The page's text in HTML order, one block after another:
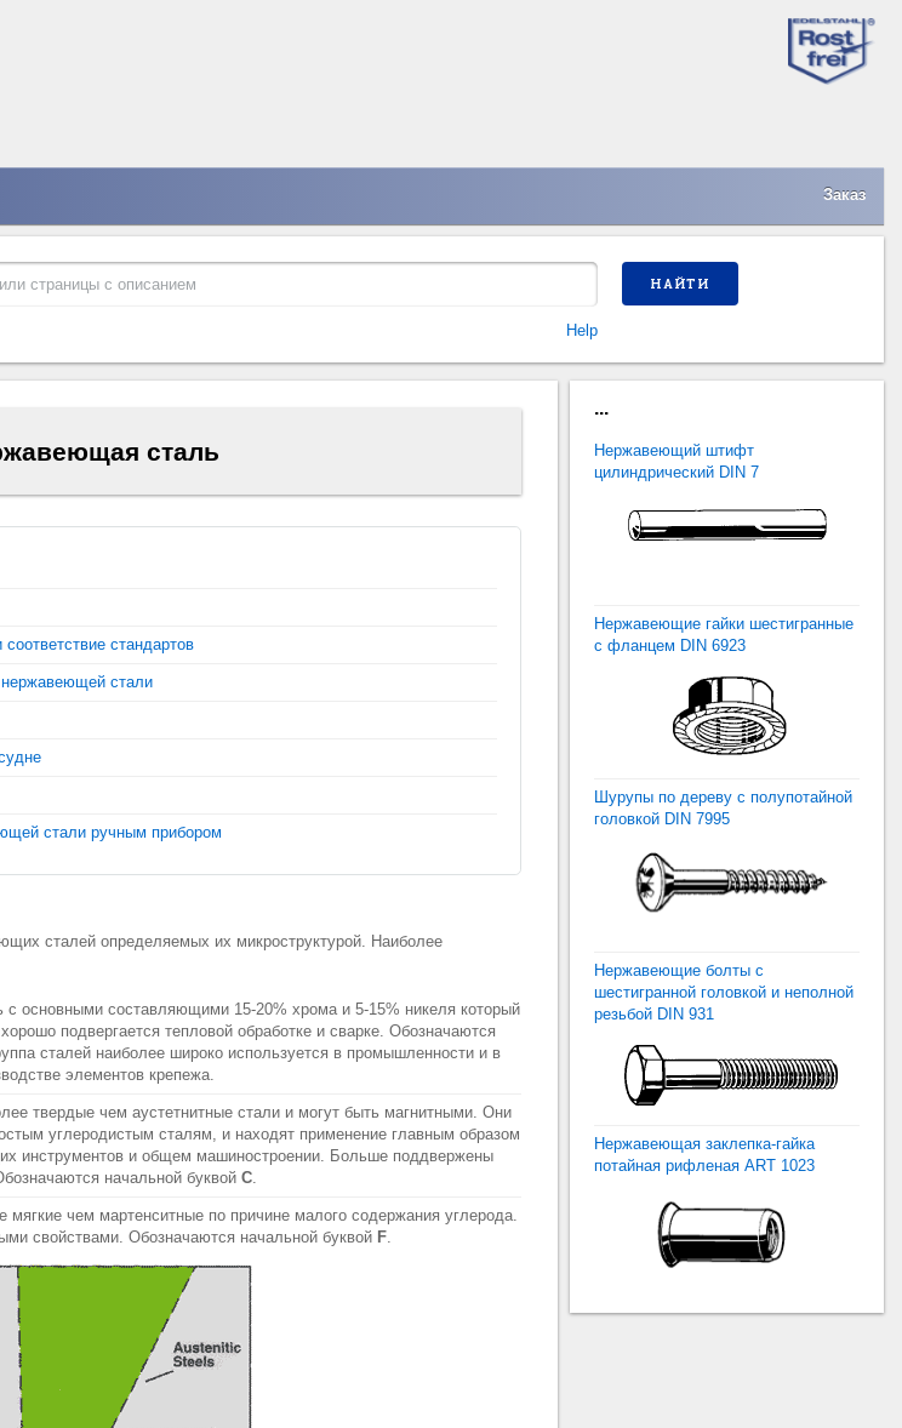
Заказ
Help
НАЙТИ
сталь
стандартов
нержавеющей стали
стали ручным прибором
сталей определяемых их микроструктурой. Наиболее
с основными составляющими 15-20% хрома и 5-15% никеля который
подвергается тепловой обработке и сварке. Обозначаются
сталей наиболее широко используется в промышленности и в
элементов крепежа.
твердые чем аустетнитные стали и могут быть магнитными. Они
углеродистым сталям, и находят применение главным образом
инструментов и общем машиностроении. Больше поддвержены
начальной буквой С.
мягкие чем мартенситные по причине малого содержания углерода.
свойствами. Обозначаются начальной буквой F
...
Нержавеющий штифт
цилиндрический DIN 7
Нержавеющие гайки шестигранные
с фланцем DIN 6923
Шурупы по дереву с полупотайной
головкой DIN 7995
Нержавеющие болты с
шестигранной головкой и неполной
резьбой DIN 931
Нержавеющая заклепка-гайка
потайная рифленая ART 1023